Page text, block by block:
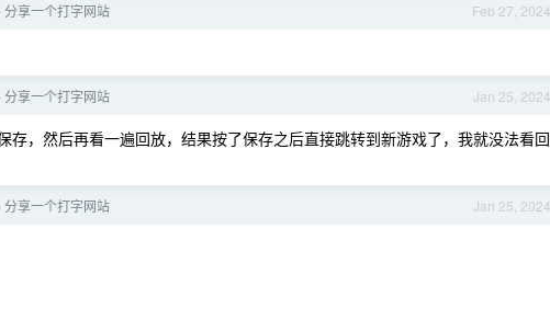
Feb 27, 2024
分享一个打字网站
Jan 25, 2024
分享一个打字网站
存，然后再看一遍回放，结果按了保存之后直接跳转到新游戏了，我就没法看回
Jan 25, 2024
分享一个打字网站